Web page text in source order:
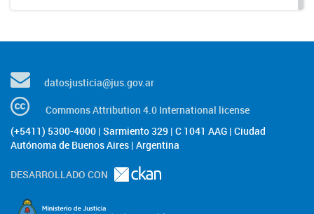
datosjusticia@jus.gov.ar
Commons Attribution 4.0 International license
(+5411) 5300-4000 | Sarmiento 329 | C 1041 AAG | Ciudad
Autónoma de Buenos Aires | Argentina
DESARROLLADO CON